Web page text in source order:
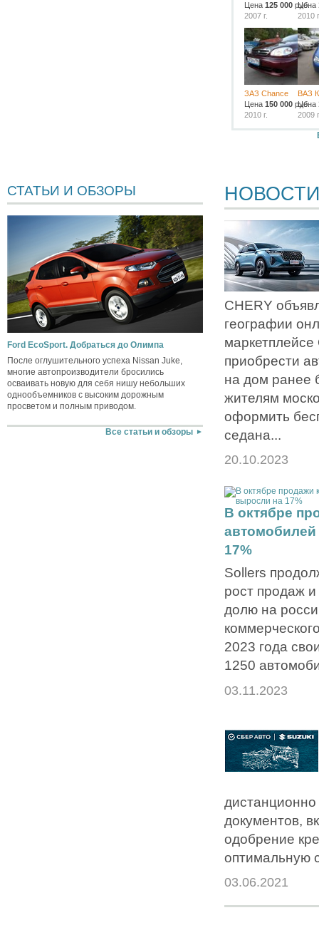
Цена 125 000 руб.
2007 г.
Цена
2010
ЗАЗ Chance
Цена 150 000 руб.
2010 г.
ВАЗ
Цена
2009
СТАТЬИ И ОБЗОРЫ
Ford EcoSport. Добраться до Олимпа
После оглушительного успеха Nissan Juke,
многие автопроизводители бросились
осваивать новую для себя нишу небольших
однообъемников с высоким дорожным
просветом и полным приводом.
Все статьи и обзоры
НОВОСТИ
CHERY
географии
приобрести
на дом ранее
жителям
оформить
седана...
20.10.2023
В октябре
17%
Sollers
рост продаж
долю на
2023 года
1250
03.11.2023
документов,
одобрение
оптимальную
03.06.2021